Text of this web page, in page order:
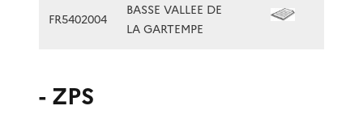
FR5402004
BASSE VALLEE DE
LA GARTEMPE
- ZPS